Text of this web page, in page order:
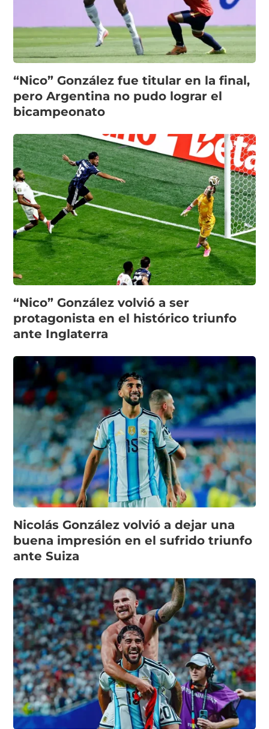
“Nico” González fue titular en la final,
pero Argentina no pudo lograr el
bicampeonato
“Nico” González volvió a ser
protagonista en el histórico triunfo
ante Inglaterra
Nicolás González volvió a dejar una
buena impresión en el sufrido triunfo
ante Suiza